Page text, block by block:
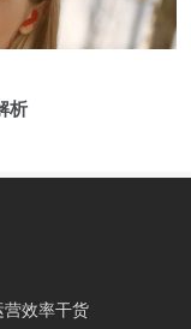
析
营效率干货